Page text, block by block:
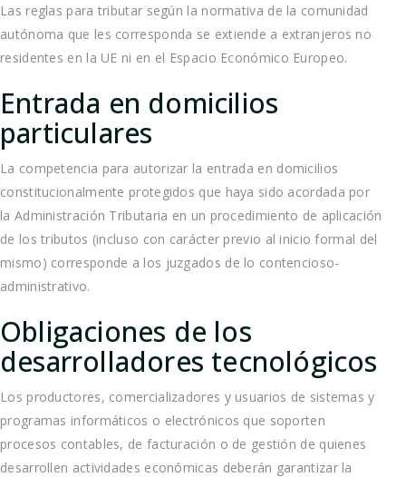
Las reglas para tributar según la normativa de la comunidad
autónoma que les corresponda se extiende a extranjeros no
residentes en la UE ni en el Espacio Económico Europeo.
Entrada en domicilios
particulares
La competencia para autorizar la entrada en domicilios
constitucionalmente protegidos que haya sido acordada por
la Administración Tributaria en un procedimiento de aplicación
de los tributos (incluso con carácter previo al inicio formal del
mismo) corresponde a los juzgados de lo contencioso-
administrativo.
Obligaciones de los
desarrolladores tecnológicos
Los productores, comercializadores y usuarios de sistemas y
programas informáticos o electrónicos que soporten
procesos contables, de facturación o de gestión de quienes
desarrollen actividades económicas deberán garantizar la